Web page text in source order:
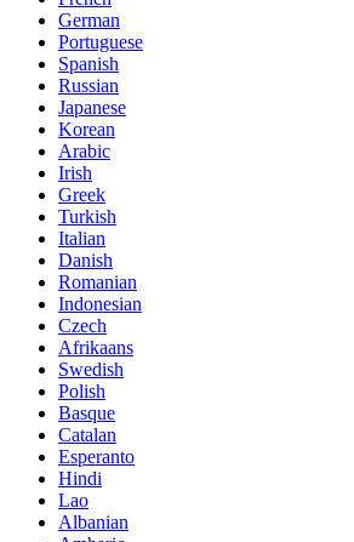
German
Portuguese
Spanish
Russian
Japanese
Korean
Arabic
Irish
Greek
Turkish
Italian
Danish
Romanian
Indonesian
Czech
Afrikaans
Swedish
Polish
Basque
Catalan
Esperanto
Hindi
Lao
Albanian